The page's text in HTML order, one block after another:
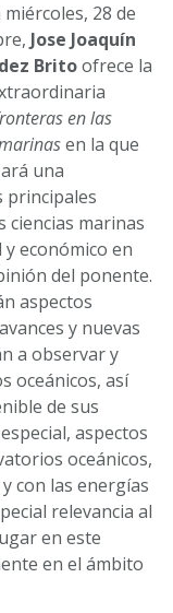
28 de
Jose Joaquín
Britoofrece la
en las
en la que
una
principales
ciencias marinas
económico en
del ponente.
aspectos
y nuevas
a observar y
oceánicos, así
de sus
aspectos
oceánicos,
con las energías
relevancia al
en este
en el ámbito